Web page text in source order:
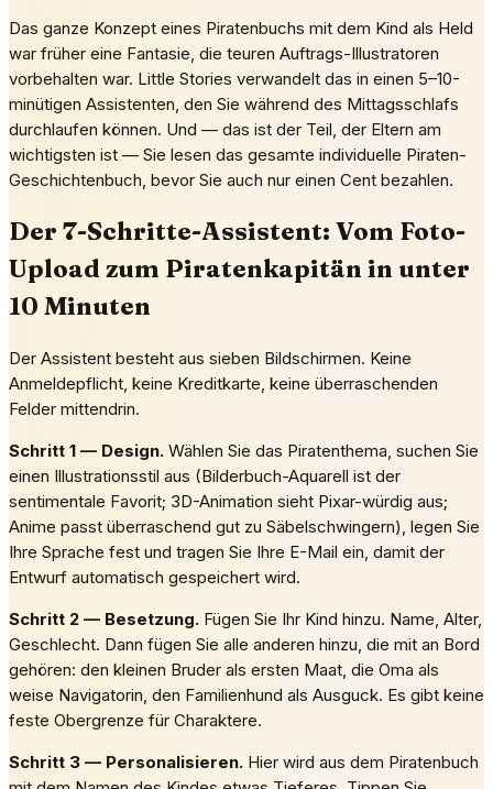
Das ganze Konzept eines Piratenbuchs mit dem Kind als Held
war früher eine Fantasie, die teuren Auftrags-Illustratoren
vorbehalten war. Little Stories verwandelt das in einen 5–10-
minütigen Assistenten, den Sie während des Mittagsschlafs
durchlaufen können. Und — das ist der Teil, der Eltern am
wichtigsten ist — Sie lesen das gesamte individuelle Piraten-
Geschichtenbuch, bevor Sie auch nur einen Cent bezahlen.
Der 7-Schritte-Assistent: Vom Foto-
Upload zum Piratenkapitän in unter
10 Minuten
Der Assistent besteht aus sieben Bildschirmen. Keine
Anmeldepflicht, keine Kreditkarte, keine überraschenden
Felder mittendrin.
Schritt 1 — Design. Wählen Sie das Piratenthema, suchen Sie
einen Illustrationsstil aus (Bilderbuch-Aquarell ist der
sentimentale Favorit; 3D-Animation sieht Pixar-würdig aus;
Anime passt überraschend gut zu Säbelschwingern), legen Sie
Ihre Sprache fest und tragen Sie Ihre E-Mail ein, damit der
Entwurf automatisch gespeichert wird.
Schritt 2 — Besetzung. Fügen Sie Ihr Kind hinzu. Name, Alter,
Geschlecht. Dann fügen Sie alle anderen hinzu, die mit an Bord
gehören: den kleinen Bruder als ersten Maat, die Oma als
weise Navigatorin, den Familienhund als Ausguck. Es gibt keine
feste Obergrenze für Charaktere.
Schritt 3 — Personalisieren. Hier wird aus dem Piratenbuch